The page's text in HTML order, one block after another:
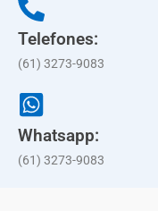
Telefones:
(61) 3273-9083
Whatsapp:
(61) 3273-9083